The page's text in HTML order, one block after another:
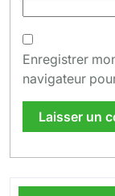
Enregistrer
navigateur